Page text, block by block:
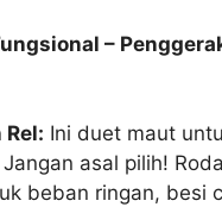
–
Rel: Ini duet maut
asal pilih!
beban ringan, besi